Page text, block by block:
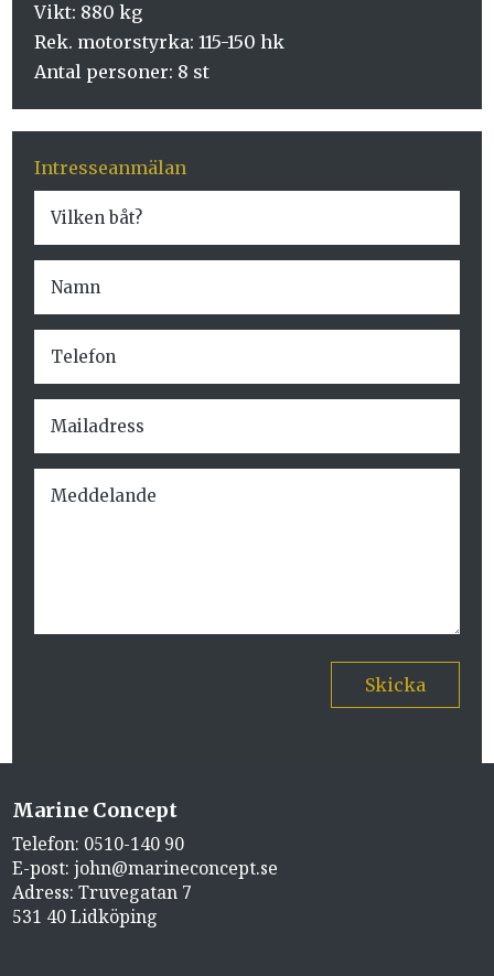
Vikt: 880 kg
Rek. motorstyrka: 115-150 hk
Antal personer: 8 st
Intresseanmälan
Skicka
Marine Concept
Telefon: 0510-140 90
E-post:john@marineconcept.se
Adress: Truvegatan 7
531 40 Lidköping